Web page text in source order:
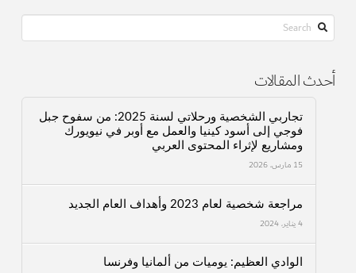
Search
أحدث المقالات
تجاربي الشخصية ورحلاتي لسنة 2025: من سفوح جبل
فوجي إلى أسود كينيا والعمل مع أوبر في نيويورك
ومشاريع لإثراء المحتوى العربي
15 مارس، 2026
مراجعة شخصية لعام 2023 وأهداف العام الجديد
4 يناير، 2024
الوادي العظيم: يوميات من ألمانيا وفرنسا